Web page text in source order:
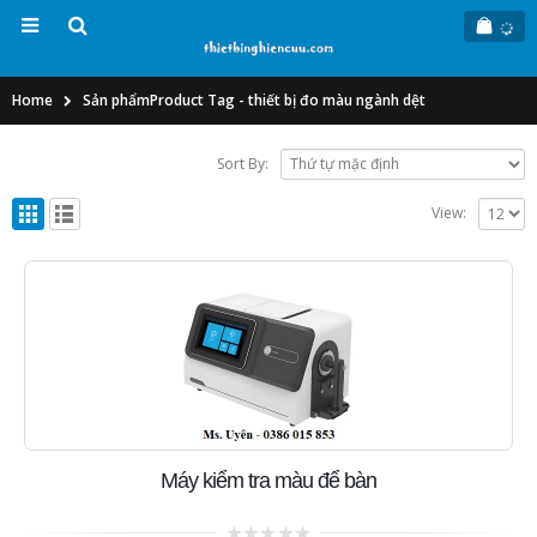
Home Sản phẩmProduct Tag -thiết bị đo màu ngành dệt
Sort By:
View:
Máy kiểm tra màu để bàn